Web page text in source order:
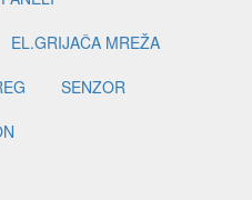
EL.GRIJAČA MREŽA
SENZOR